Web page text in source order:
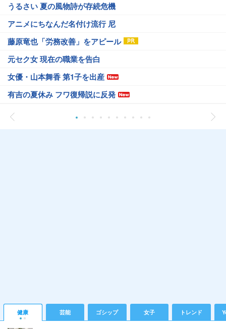
うるさい 夏の風物詩が存続危機
アニメにちなんだ名付け流行 尼
藤原竜也「労務改善」をアピール
元セク女 現在の職業を告白
女優・山本舞香 第1子を出産
有吉の夏休み フワ復帰説に反発
健康 芸能 ゴシップ 女子 トレンド